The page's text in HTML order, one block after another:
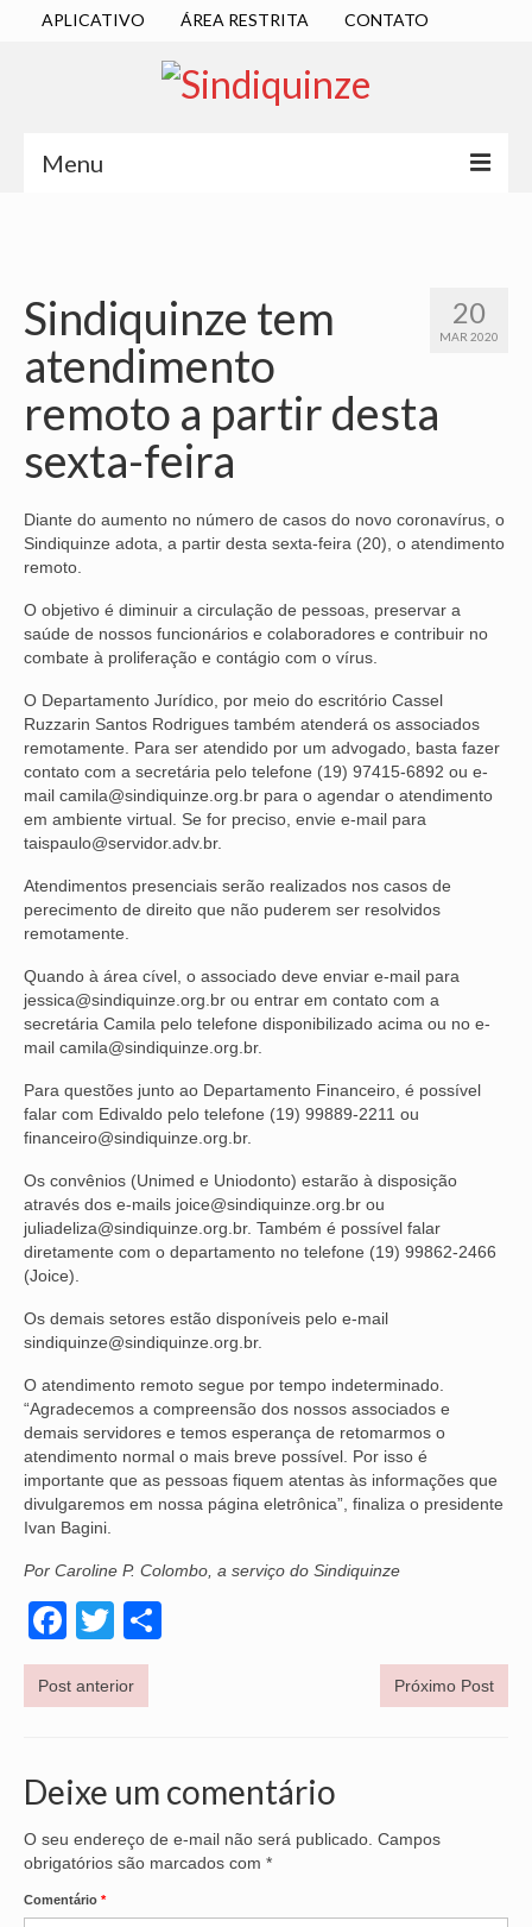
APLICATIVO ÁREA RESTRITA CONTATO
Menu
DIRETORIA EXECUTIVA
ESTATUTO
ATAS
LOCALIZAÇÃO
QUEM SOMOS
SUBSEDES
ARAÇATUBA
BAURU
PRESIDENTE PRUDENTE
RIBEIRÃO PRETO
SÃO JOSÉ DO RIO PRETO
NOTÍCIAS
BOLETIM
VÍDEOS
CONVÊNIOS
SINDICALIZE-SE
JURÍDICO
APOSENTADOS
AGENTES DE POLÍCIA JUDICIAL
ANALISTAS JUDICIÁRIOS
ACESSIBILIDADE E INCLUSÃO
OFICIAIS DE JUSTIÇA
SAÚDE
TÉCNICOS JUDICIÁRIOS
TECNOLOGIA DA INFORMAÇÃO
20
MAR 2020
Sindiquinze tem
atendimento
remoto a partir desta
sexta-feira
Diante do aumento no número de casos do novo coronavírus, o
Sindiquinze adota, a partir desta sexta-feira (20), o atendimento
remoto.
O objetivo é diminuir a circulação de pessoas, preservar a
saúde de nossos funcionários e colaboradores e contribuir no
combate à proliferação e contágio com o vírus.
O Departamento Jurídico, por meio do escritório Cassel
Ruzzarin Santos Rodrigues também atenderá os associados
remotamente. Para ser atendido por um advogado, basta fazer
contato com a secretária pelo telefone (19) 97415-6892 ou e-
mail camila@sindiquinze.org.br para o agendar o atendimento
em ambiente virtual. Se for preciso, envie e-mail para
taispaulo@servidor.adv.br.
Atendimentos presenciais serão realizados nos casos de
perecimento de direito que não puderem ser resolvidos
remotamente.
Quando à área cível, o associado deve enviar e-mail para
jessica@sindiquinze.org.br ou entrar em contato com a
secretária Camila pelo telefone disponibilizado acima ou no e-
mail camila@sindiquinze.org.br.
Para questões junto ao Departamento Financeiro, é possível
falar com Edivaldo pelo telefone (19) 99889-2211 ou
financeiro@sindiquinze.org.br.
Os convênios (Unimed e Uniodonto) estarão à disposição
através dos e-mails joice@sindiquinze.org.br ou
juliadeliza@sindiquinze.org.br. Também é possível falar
diretamente com o departamento no telefone (19) 99862-2466
(Joice).
Os demais setores estão disponíveis pelo e-mail
sindiquinze@sindiquinze.org.br.
O atendimento remoto segue por tempo indeterminado.
“Agradecemos a compreensão dos nossos associados e
demais servidores e temos esperança de retomarmos o
atendimento normal o mais breve possível. Por isso é
importante que as pessoas fiquem atentas às informações que
divulgaremos em nossa página eletrônica”, finaliza o presidente
Ivan Bagini.
Por Caroline P. Colombo, a serviço do Sindiquinze
Facebook
Twitter
Post anterior Próximo Post
Deixe um comentário
O seu endereço de e-mail não será publicado. Campos
obrigatórios são marcados com *
Comentário *